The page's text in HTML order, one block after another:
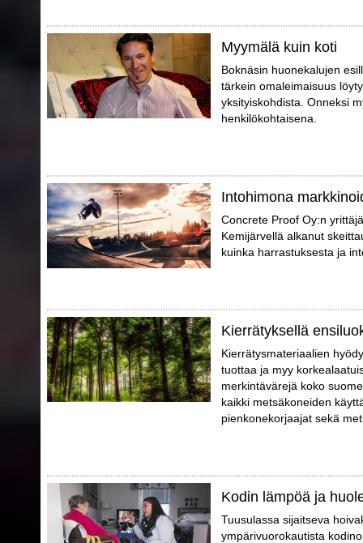
Myymälä kuin koti
Boknäsin huonekalujen
tärkein omaleimaisuus
yksityiskohdista. Onneksi
henkilökohtaisena.
Intohimona
Concrete Proof Oy:n
Kemijärvellä alkanut
kuinka harrastuksesta ja
Kierrätyksellä
Kierrätysmateriaalien
tuottaa ja myy
merkintävärejä koko
kaikki metsäkoneiden
pienkonekorjaajat sekä
Kodin lämpöä ja
Tuusulassa sijaitseva
ympärivuorokautista